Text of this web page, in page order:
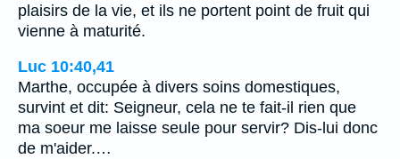
plaisirs de la vie, et ils ne portent point de fruit qui
vienne à maturité.
Luc 10:40,41
Marthe, occupée à divers soins domestiques,
survint et dit: Seigneur, cela ne te fait-il rien que
ma soeur me laisse seule pour servir? Dis-lui donc
de m'aider.…